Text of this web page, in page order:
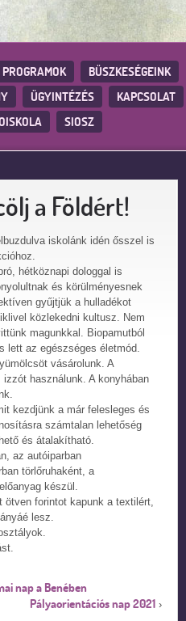
PROGRAMOK
BÜSZKESÉGEINK
ÜGYINTÉZÉS
KAPCSOLAT
SIOSZ
a Földért!
iskolánk idén ősszel is
hétköznapi dologgal is
és körülményesnek
gyűjtjük a hulladékot
közlekedni kultusz. Nem
magunkkal. Biopamutból
lett az egészséges életmód.
vásárolunk. A
használunk. A konyhában
kezdjünk a már felesleges és
számtalan lehetőség
és átalakítható.
az autóiparban
törlőruhaként, a
készül.
ötven forintot kapunk a textilért,
lesz.
nap a Benében
Pályaorientációs nap 2021 ›